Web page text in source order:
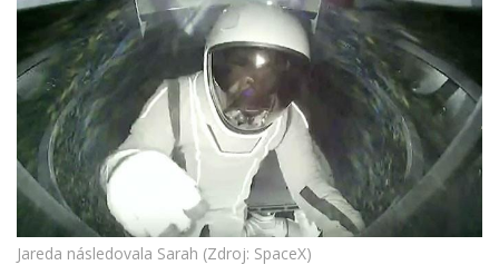
Jareda následovala Sarah (Zdroj: SpaceX)